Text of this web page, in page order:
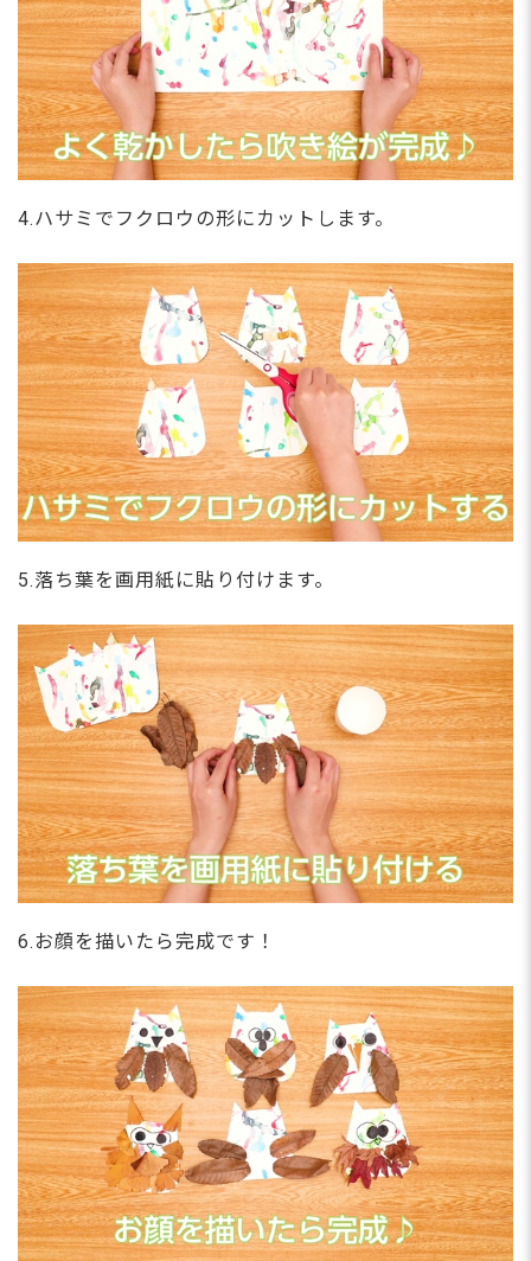
4.ハサミでフクロウの形にカットします。
5.落ち葉を画用紙に貼り付けます。
6.お顔を描いたら完成です！